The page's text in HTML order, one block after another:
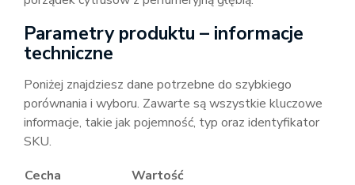
Parametry produktu – informacje
techniczne
Poniżej znajdziesz dane potrzebne do szybkiego
porównania i wyboru. Zawarte są wszystkie kluczowe
informacje, takie jak pojemność, typ oraz identyfikator
SKU.
Cecha
Wartość